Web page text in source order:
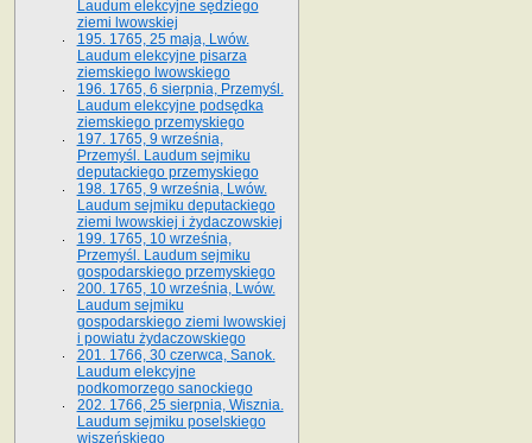
Laudum elekcyjne sędziego
ziemi lwowskiej
195. 1765, 25 maja, Lwów.
Laudum elekcyjne pisarza
ziemskiego lwowskiego
196. 1765, 6 sierpnia, Przemyśl.
Laudum elekcyjne podsędka
ziemskiego przemyskiego
197. 1765, 9 września,
Przemyśl. Laudum sejmiku
deputackiego przemyskiego
198. 1765, 9 września, Lwów.
Laudum sejmiku deputackiego
ziemi lwowskiej i żydaczowskiej
199. 1765, 10 września,
Przemyśl. Laudum sejmiku
gospodarskiego przemyskiego
200. 1765, 10 września, Lwów.
Laudum sejmiku
gospodarskiego ziemi lwowskiej
i powiatu żydaczowskiego
201. 1766, 30 czerwca, Sanok.
Laudum elekcyjne
podkomorzego sanockiego
202. 1766, 25 sierpnia, Wisznia.
Laudum sejmiku poselskiego
wiszeńskiego